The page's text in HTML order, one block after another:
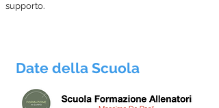
supporto.
Date della Scuola